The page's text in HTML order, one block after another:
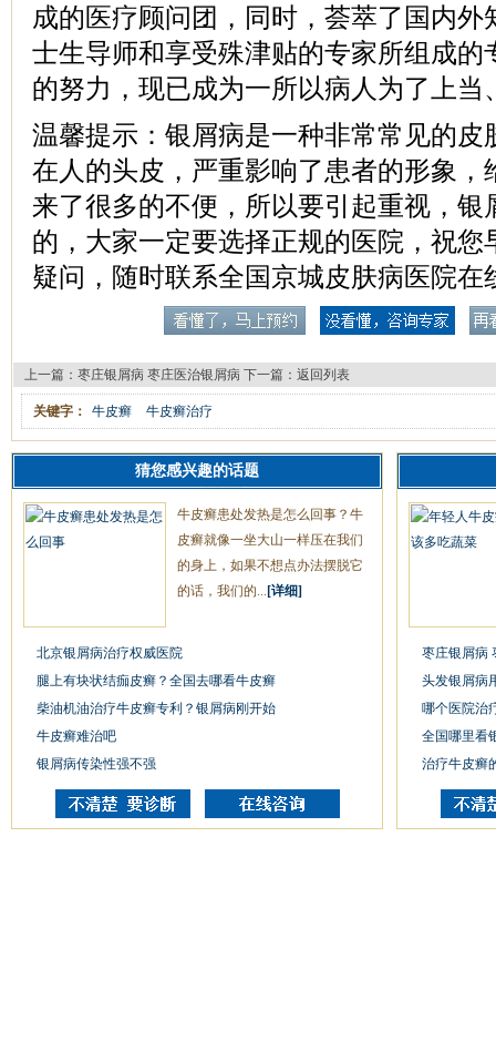
成的医疗顾问团，同时，荟萃了国内外
士生导师和享受殊津贴的专家所组成的
的努力，现已成为一所以病人为了上当
温馨提示：银屑病是一种非常常见的皮
在人的头皮，严重影响了患者的形象，
来了很多的不便，所以要引起重视，银
的，大家一定要选择正规的医院，祝您
疑问，随时联系全国京城皮肤病医院在
上一篇： 枣庄银屑病 枣庄医治银屑病 下一篇： 返回列表
关键字： 牛皮癣 牛皮癣治疗
猜您感兴趣的话题
牛皮癣患处发热是怎么回事？牛
皮癣就像一坐大山一样压在我们
的身上，如果不想点办法摆脱它
的话，我们的... [详细]
北京银屑病治疗权威医院
腿上有块状结痂皮癣？全国去哪看牛皮癣
柴油机油治疗牛皮癣专利？银屑病刚开始
牛皮癣难治吧
银屑病传染性强不强
枣庄银屑病
头发银屑病
哪个医院治
全国哪里看
治疗牛皮癣